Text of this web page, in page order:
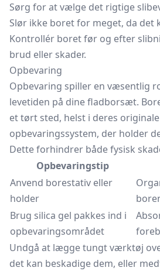
Sørg for at vælge det rigtige
Slør ikke boret for meget, da det
Kontrollér boret før og efter
brud eller skader.
Opbevaring
Opbevaring spiller en væsentlig
levetiden på dine fladborsæt.
et tørt sted, helst i deres
opbevaringssystem, der holder
Dette forhindrer både fysisk
Opbevaringstip
Anvend borestativ eller
holder
Brug silica gel pakkes ind i
opbevaringsområdet
Undgå at lægge tungt værktøj
det kan beskadige dem, eller